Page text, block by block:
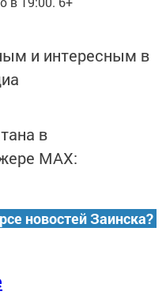
и интересным в
в
MАХ:
новостей Заинска?